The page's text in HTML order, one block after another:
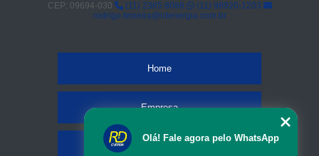
CEP: 09694-030
(11) 2365 8086
(11) 98920-1203
rodrigo.teixeira@rdenergia.com.br
Home
Empresa
Olá! Fale agora pelo WhatsApp